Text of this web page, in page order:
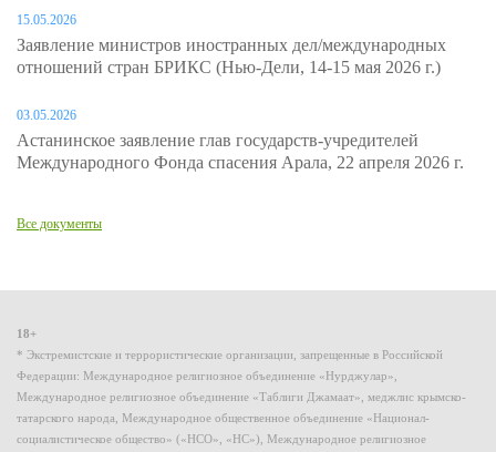
15.05.2026
Заявление министров иностранных дел/международных
отношений стран БРИКС (Нью-Дели, 14-15 мая 2026 г.)
03.05.2026
Астанинское заявление глав государств-учредителей
Международного Фонда спасения Арала, 22 апреля 2026 г.
Все документы
18+
* Экстремистские и террористические организации, запрещенные в Российской
Федерации: Международное религиозное объединение «Нурджулар»,
Международное религиозное объединение «Таблиги Джамаат», меджлис крымско-
татарского народа, Международное общественное объединение «Национал-
социалистическое общество» («НСО», «НС»), Международное религиозное